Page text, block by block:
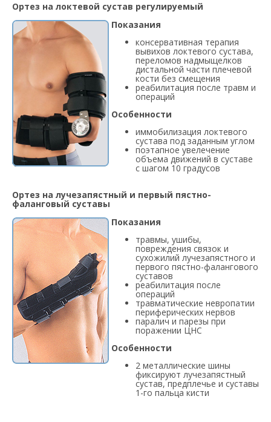
Ортез на локтевой сустав регулируемый
Показания
консервативная терапия
вывихов локтевого сустава,
переломов надмыщелков
дистальной части плечевой
кости без смещения
реабилитация после травм и
операций
Особенности
иммобилизация локтевого
сустава под заданным углом
поэтапное увелечение
объема движений в суставе
с шагом 10 градусов
Ортез на лучезапястный и первый пястно-
фаланговый суставы
Показания
травмы, ушибы,
повреждения связок и
сухожилий лучезапястного и
первого пястно-фалангового
суставов
реабилитация после
операций
травматические невропатии
периферических нервов
паралич и парезы при
поражении ЦНС
Особенности
2 металлические шины
фиксируют лучезапястный
сустав, предплечье и суставы
1-го пальца кисти